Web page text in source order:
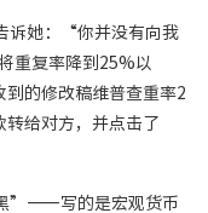
她：“你并没有向我
重复率降到25%以
的修改稿维普查重率2
给对方，并点击了
”――写的是宏观货币